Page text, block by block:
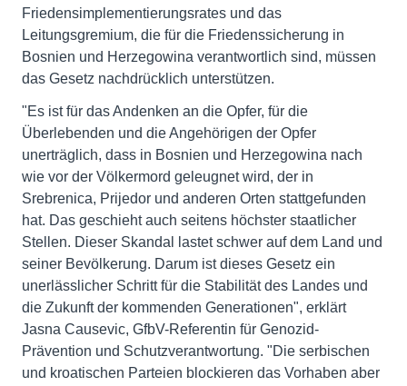
Friedensimplementierungsrates und das
Leitungsgremium, die für die Friedenssicherung in
Bosnien und Herzegowina verantwortlich sind, müssen
das Gesetz nachdrücklich unterstützen.
"Es ist für das Andenken an die Opfer, für die
Überlebenden und die Angehörigen der Opfer
unerträglich, dass in Bosnien und Herzegowina nach
wie vor der Völkermord geleugnet wird, der in
Srebrenica, Prijedor und anderen Orten stattgefunden
hat. Das geschieht auch seitens höchster staatlicher
Stellen. Dieser Skandal lastet schwer auf dem Land und
seiner Bevölkerung. Darum ist dieses Gesetz ein
unerlässlicher Schritt für die Stabilität des Landes und
die Zukunft der kommenden Generationen", erklärt
Jasna Causevic, GfbV-Referentin für Genozid-
Prävention und Schutzverantwortung. "Die serbischen
und kroatischen Parteien blockieren das Vorhaben aber